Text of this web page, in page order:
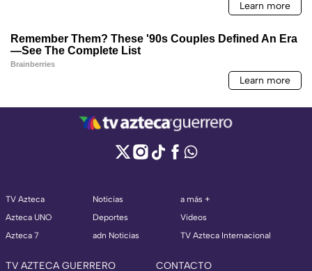
TV Azteca
Azteca UNO
Azteca 7
Noticias
Deportes
adn Noticias
a más +
Videos
TV Azteca Internacional
TV AZTECA GUERRERO CONTACTO